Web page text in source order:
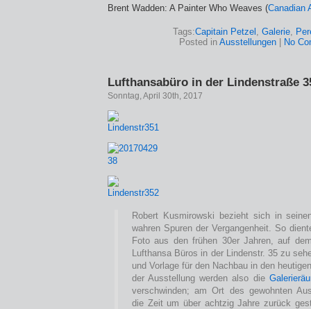
Brent Wadden: A Painter Who Weaves (Canadian
Tags:Capitain Petzel , Galerie,
Posted in Ausstellungen| No
Lufthansabüro in der Lindenstraße
Sonntag, April 30th, 2017
Robert Kusmirowski bezieht sich in
wahren Spuren der Vergangenheit. So
Foto aus den frühen 30er Jahren, auf
Lufthansa Büros in der Lindenstr. 35 zu
und Vorlage für den Nachbau in den
der Ausstellung werden also die
verschwinden; am Ort des gewohnten
die Zeit um über achtzig Jahre zurück